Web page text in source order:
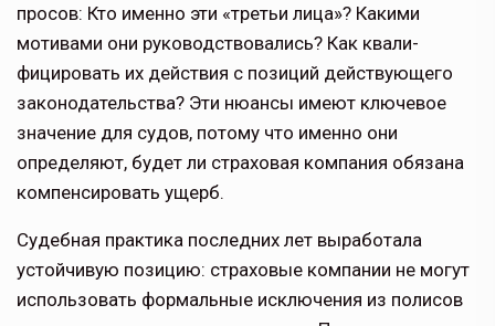
просов: Кто именно эти «третьи лица»? Какими
мотивами они руковод­ствовались? Как квали­
фицировать их действия с позиций действующего
законодательства? Эти нюансы имеют ключе­вое
значение для судов, потому что именно они
определяют, будет ли страховая компания обязана
компенсировать ущерб.
Судебная практика последних лет вы­работала
устойчивую позицию: страхо­вые компании не могут
использовать формальные исключения из полисов